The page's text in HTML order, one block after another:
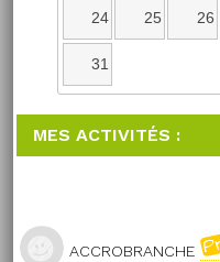
24 25 26
31
MES ACTIVITÉS :
ACCROBRANCHE